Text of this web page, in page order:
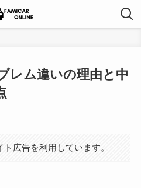
レム違いの理由と中
広告を利用しています。